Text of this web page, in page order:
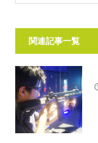
関連記事一覧